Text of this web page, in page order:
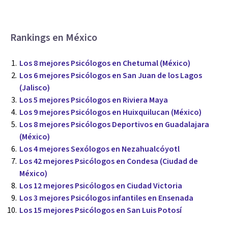
Rankings en México
Los 8 mejores Psicólogos en Chetumal (México)
Los 6 mejores Psicólogos en San Juan de los Lagos
(Jalisco)
Los 5 mejores Psicólogos en Riviera Maya
Los 9 mejores Psicólogos en Huixquilucan (México)
Los 8 mejores Psicólogos Deportivos en Guadalajara
(México)
Los 4 mejores Sexólogos en Nezahualcóyotl
Los 42 mejores Psicólogos en Condesa (Ciudad de
México)
Los 12 mejores Psicólogos en Ciudad Victoria
Los 3 mejores Psicólogos infantiles en Ensenada
Los 15 mejores Psicólogos en San Luis Potosí